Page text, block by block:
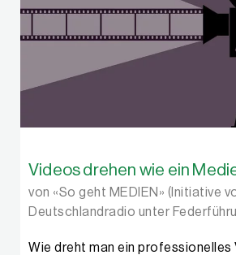
Videos drehen wie ein
von «So geht MEDIEN» (Initiative
Deutschlandradio unter
Wie dreht man ein professionelles